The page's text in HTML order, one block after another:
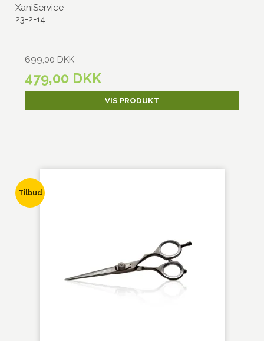
XaniService
23-2-14
699,00 DKK
479,00 DKK
VIS PRODUKT
Tilbud